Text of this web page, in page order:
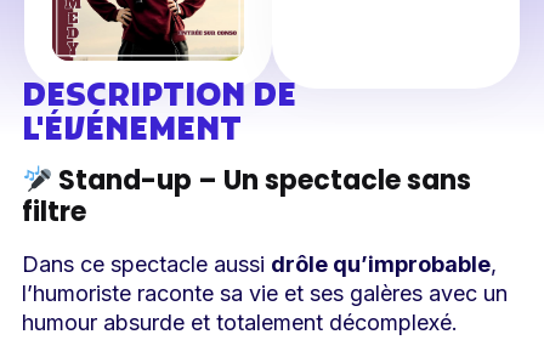
DESCRIPTION DE
L'ÉVÉNEMENT
Stand-up – Un spectacle sans
filtre
Dans ce spectacle aussi drôle qu’improbable,
l’humoriste raconte sa vie et ses galères avec un
humour absurde et totalement décomplexé.